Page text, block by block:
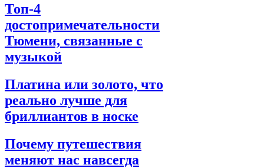
Топ-4
достопримечательности
Тюмени, связанные с
музыкой
Платина или золото, что
реально лучше для
бриллиантов в носке
Почему путешествия
меняют нас навсегда